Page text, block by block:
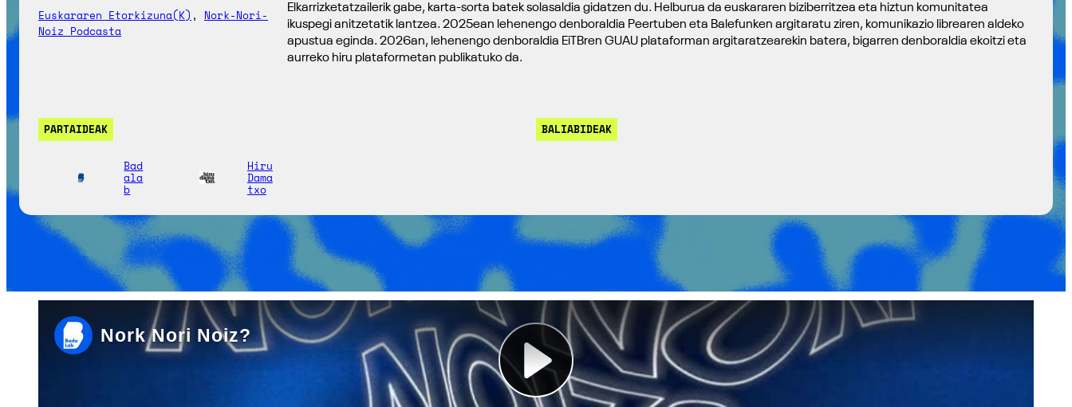
Euskararen Etorkizuna(k) , Nork-Nori-
Noiz Podcasta
Elkarrizketatzailerik gabe, karta-sorta batek solasaldia gidatzen du. Helburua da euskararen biziberritzea eta hiztun komunitatea
ikuspegi anitzetatik lantzea. 2025ean lehenengo denboraldia Peertuben eta Balefunken argitaratu ziren, komunikazio librearen aldeko
apustua eginda. 2026an, lehenengo denboraldia EiTBren GUAU plataforman argitaratzearekin batera, bigarren denboraldia ekoitzi eta
aurreko hiru plataformetan publikatuko da.
PARTAIDEAK
Bad
ala
b
Hiru
Dama
txo
BALIABIDEAK